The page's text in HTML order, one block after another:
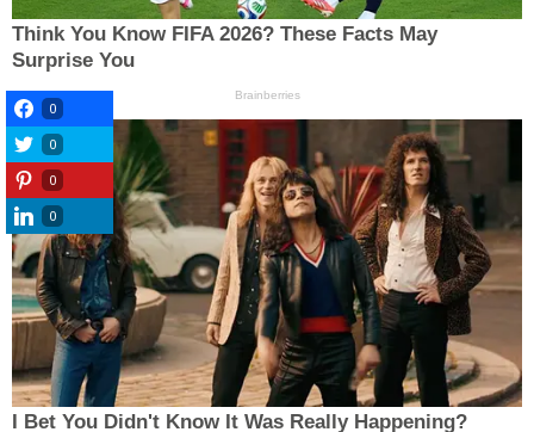
0
0
0
0